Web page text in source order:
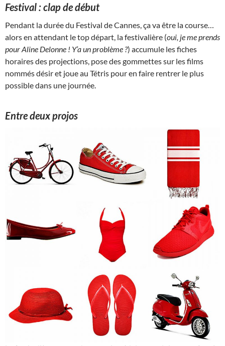
Festival : clap de début
Pendant la durée du Festival de Cannes, ça va être la course…
alors en attendant le top départ, la festivalière (oui, je me prends
pour Aline Delonne ! Y’a un problème ?) accumule les fiches
horaires des projections, pose des gommettes sur les films
nommés désir et joue au Tétris pour en faire rentrer le plus
possible dans une journée.
Entre deux projos